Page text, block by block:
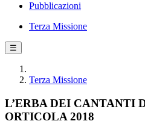
Pubblicazioni
Terza Missione
☰
Terza Missione
L’ERBA DEI CANTANTI
ORTICOLA 2018